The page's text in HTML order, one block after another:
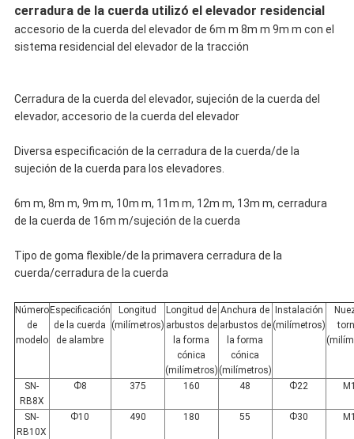
cerradura de la cuerda utilizó el elevador residencial
accesorio de la cuerda del elevador de 6m m 8m m 9m m con el
sistema residencial del elevador de la tracción
Cerradura de la cuerda del elevador, sujeción de la cuerda del
elevador, accesorio de la cuerda del elevador
Diversa especificación de la cerradura de la cuerda/de la
sujeción de la cuerda para los elevadores.
6m m, 8m m, 9m m, 10m m, 11m m, 12m m, 13m m, cerradura
de la cuerda de 16m m/sujeción de la cuerda
Tipo de goma flexible/de la primavera cerradura de la
cuerda/cerradura de la cuerda
Número
de
modelo
Especificación
de la cuerda
de alambre
Longitud
(milímetros)
Longitud de
arbustos de
la forma
cónica
(milímetros)
Anchura de
arbustos de
la forma
cónica
(milímetros)
Instalación
(milímetros)
SN-
RB8X
Ф8 375 160 48 Ф22
SN-
RB10X
Ф10 490 180 55 Ф30